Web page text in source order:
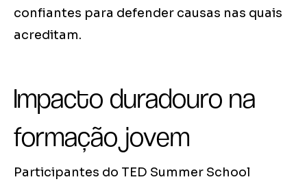
confiantes para defender causas nas quais
acreditam.
Impacto duradouro na
formação jovem
Participantes do TED Summer School